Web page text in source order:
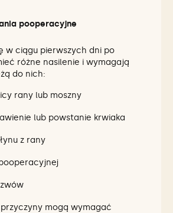
pooperacyjne
w ciągu pierwszych dni po
różne nasilenie i wymagają
do nich:
rany lub moszny
lub powstanie krwiaka
z rany
mogą wymagać